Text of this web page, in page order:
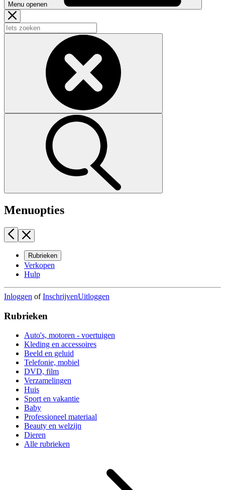
Menu openen
Menuopties
Rubrieken
Verkopen
Hulp
Inloggen ofInschrijvenUitloggen
Rubrieken
Auto's, motoren - voertuigen
Kleding en accessoires
Beeld en geluid
Telefonie, mobiel
DVD, film
Verzamelingen
Huis
Sport en vakantie
Baby
Professioneel materiaal
Beauty en welzijn
Dieren
Alle rubrieken